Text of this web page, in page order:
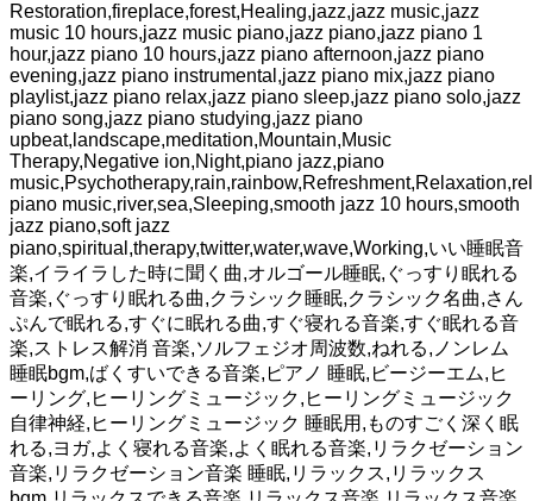
Restoration,fireplace,forest,Healing,jazz,jazz music,jazz
music 10 hours,jazz music piano,jazz piano,jazz piano 1
hour,jazz piano 10 hours,jazz piano afternoon,jazz piano
evening,jazz piano instrumental,jazz piano mix,jazz piano
playlist,jazz piano relax,jazz piano sleep,jazz piano solo,jazz
piano song,jazz piano studying,jazz piano
upbeat,landscape,meditation,Mountain,Music
Therapy,Negative ion,Night,piano jazz,piano
piano music,river,sea,Sleeping,smooth jazz 10 hours,smooth
jazz piano,soft jazz
piano,spiritual,therapy,twitter,water,wave,Working,いい睡眠音
楽,イライラした時に聞く曲,オルゴール睡眠,ぐっすり眠れる
音楽,ぐっすり眠れる曲,クラシック睡眠,クラシック名曲,さん
ぷんで眠れる,すぐに眠れる曲,すぐ寝れる音楽,すぐ眠れる音
楽,ストレス解消 音楽,ソルフェジオ周波数,ねれる,ノンレム
睡眠bgm,ばくすいできる音楽,ピアノ 睡眠,ビージーエム,ヒ
ーリング,ヒーリングミュージック,ヒーリングミュージック
自律神経,ヒーリングミュージック 睡眠用,ものすごく深く眠
れる,ヨガ,よく寝れる音楽,よく眠れる音楽,リラクゼーション
音楽,リラクゼーション音楽 睡眠,リラックス,リラックス